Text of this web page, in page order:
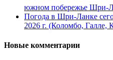
южном побережье Шри-
Погода в Шри-Ланке
2026 г. (Коломбо, Галле,
Новые комментарии